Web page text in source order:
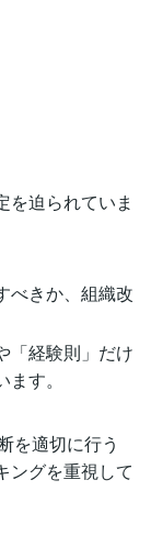
を迫られていま
べきか、組織改
「経験則」だけ
す。
を適切に行う
ングを重視して